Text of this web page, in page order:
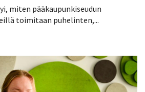
miten pääkaupunkiseudun
toimitaan puhelinten,...